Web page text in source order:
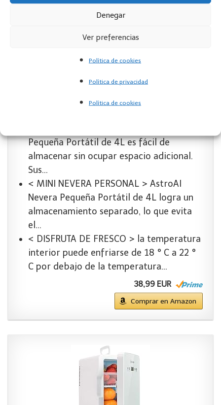
Denegar
Ver preferencias
Política de cookies
Política de privacidad
Política de cookies
AstroAI Nevera Pequeña Portátil, Mini Nevera con
Pequeña Portátil de 4L es fácil de
almacenar sin ocupar espacio adicional.
Sus…
< MINI NEVERA PERSONAL > AstroAI
Nevera Pequeña Portátil de 4L logra un
almacenamiento separado, lo que evita
el…
< DISFRUTA DE FRESCO > la temperatura
interior puede enfriarse de 18 ° C a 22 °
C por debajo de la temperatura…
38,99 EUR
Comprar en Amazon